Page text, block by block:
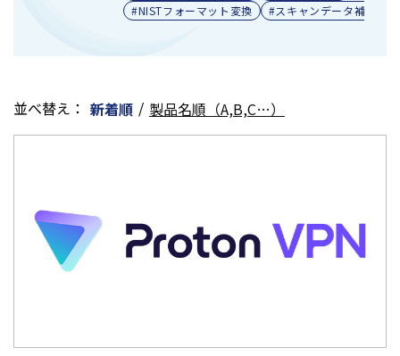
#NISTフォーマット変換
#スキャンデータ補正
並べ替え： 新着順 / 製品名順（A,B,C…）